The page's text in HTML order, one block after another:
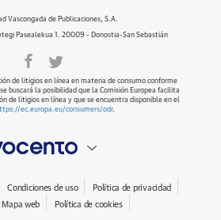
Vascongada de Publicaciones, S.A.
Pasealekua 1. 20009 - Donostia-San Sebastián
de litigios en línea en materia de consumo conforme
buscará la posibilidad que la Comisión Europea facilita
de litigios en línea y que se encuentra disponible en el
ec.europa.eu/consumers/odr.
Condiciones de uso
Política de privacidad
Mapa web Política de cookies